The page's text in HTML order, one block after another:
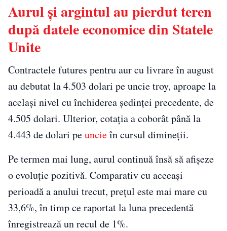
Aurul și argintul au pierdut teren
după datele economice din Statele
Unite
Contractele futures pentru aur cu livrare în august
au debutat la 4.503 dolari pe uncie troy, aproape la
același nivel cu închiderea ședinței precedente, de
4.505 dolari. Ulterior, cotația a coborât până la
4.443 de dolari peuncieîn cursul dimineții.
Pe termen mai lung, aurul continuă însă să afișeze
o evoluție pozitivă. Comparativ cu aceeași
perioadă a anului trecut, prețul este mai mare cu
33,6%, în timp ce raportat la luna precedentă
înregistrează un recul de 1%.